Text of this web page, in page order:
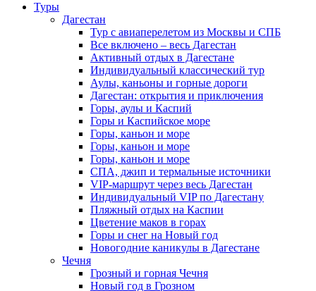
Туры
Дагестан
Тур с авиаперелетом из Москвы и СПБ
Все включено – весь Дагестан
Активный отдых в Дагестане
Индивидуальный классический тур
Аулы, каньоны и горные дороги
Дагестан: открытия и приключения
Горы, аулы и Каспий
Горы и Каспийское море
Горы, каньон и море
Горы, каньон и море
Горы, каньон и море
СПА, джип и термальные источники
VIP-маршрут через весь Дагестан
Индивидуальный VIP по Дагестану
Пляжный отдых на Каспии
Цветение маков в горах
Горы и снег на Новый год
Новогодние каникулы в Дагестане
Чечня
Грозный и горная Чечня
Новый год в Грозном